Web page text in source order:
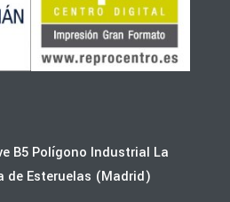
B5 Polígono Industrial La
de Esteruelas (Madrid)